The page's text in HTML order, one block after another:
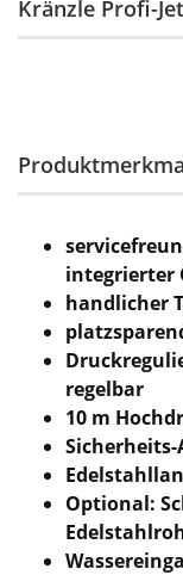
Kränzle Profi-
integrierter
handlicher
regelbar
10 m
Optional: